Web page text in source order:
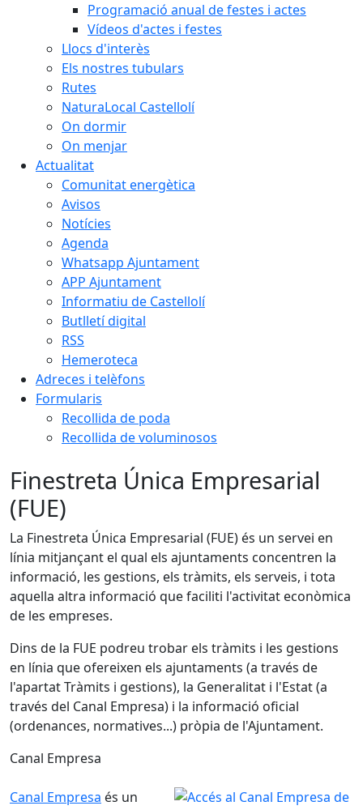
Programació anual de festes i actes
Vídeos d'actes i festes
Llocs d'interès
Els nostres tubulars
Rutes
NaturaLocal Castellolí
On dormir
On menjar
Actualitat
Comunitat energètica
Avisos
Notícies
Agenda
Whatsapp Ajuntament
APP Ajuntament
Informatiu de Castellolí
Butlletí digital
RSS
Hemeroteca
Adreces i telèfons
Formularis
Recollida de poda
Recollida de voluminosos
Finestreta Única Empresarial
(FUE)
La Finestreta Única Empresarial (FUE) és un servei en
línia mitjançant el qual els ajuntaments concentren la
informació, les gestions, els tràmits, els serveis, i tota
aquella altra informació que faciliti l'activitat econòmica
de les empreses.
Dins de la FUE podreu trobar els tràmits i les gestions
en línia que ofereixen els ajuntaments (a través de
l'apartat Tràmits i gestions), la Generalitat i l'Estat (a
través del Canal Empresa) i la informació oficial
(ordenances, normatives...) pròpia de l'Ajuntament.
Canal Empresa
Canal Empresa és un